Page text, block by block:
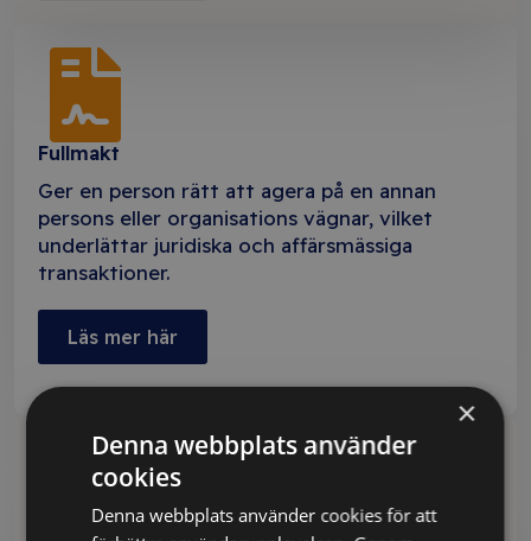
Fullmakt
Ger en person rätt att agera på en annan
persons eller organisations vägnar, vilket
underlättar juridiska och affärsmässiga
transaktioner.
Läs mer här
×
Denna webbplats använder
cookies
Denna webbplats använder cookies för att